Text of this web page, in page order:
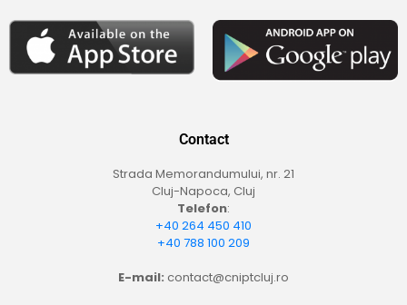
Contact
Strada Memorandumului, nr. 21
Cluj-Napoca, Cluj
Telefon:
+40 264 450 410
+40 788 100 209
E-mail: contact@cniptcluj.ro